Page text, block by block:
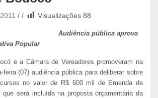
Visualizações 88
Audiência pública aprova
Popular
e a Câmara de Vereadores promoveram na
feira (07) audiência pública para deliberar sobre
no valor de R$ 600 mil de Emenda de
que será incluída na proposta orçamentária da